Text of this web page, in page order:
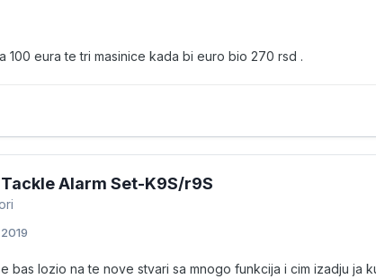
100 eura te tri masinice kada bi euro bio 270 rsd .
Alarm Set-K9S/r9S
bas lozio na te nove stvari sa mnogo funkcija i cim izadju ja